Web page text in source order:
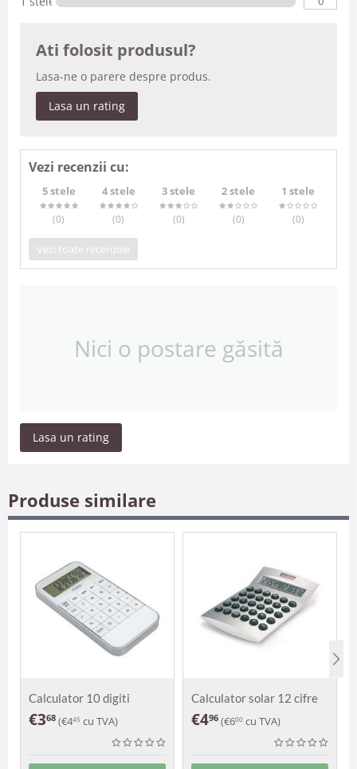
Ati folosit produsul?
Lasa-ne o parere despre produs.
Lasa un rating
Vezi recenzii cu:
5 stele
(0)
4 stele
(0)
3 stele
(0)
2 stele
(0)
1 stele
(0)
Vezi toate recenziile
Nici o postare găsită
Lasa un rating
Produse similare
Calculator 10 digiti
Huedin
€368 (€445 cu TVA)
Calculator solar 12 cifre
Bora
€496 (€600 cu TVA)